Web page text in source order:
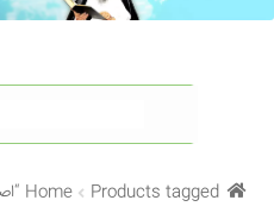
#97 (بدون عنوان)
Checkout
My account
Home Products tagged “اصول عرفان نظری”